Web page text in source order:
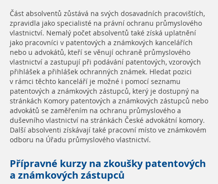
Část absolventů zůstává na svých dosavadních pracovištích,
zpravidla jako specialisté na právní ochranu průmyslového
vlastnictví. Nemalý počet absolventů také získá uplatnění
jako pracovníci v patentových a známkových kancelářích
nebo u advokátů, kteří se věnují ochraně průmyslového
vlastnictví a zastupují při podávání patentových, vzorových
přihlášek a přihlášek ochranných známek. Hledat pozici
v rámci těchto kanceláří je možné i pomocí seznamu
patentových a známkových zástupců, který je dostupný na
stránkách Komory patentových a známkových zástupců nebo
advokátů se zaměřením na ochranu průmyslového a
duševního vlastnictví na stránkách České advokátní komory.
Další absolventi získávají také pracovní místo ve známkovém
odboru na Úřadu průmyslového vlastnictví.
Přípravné kurzy na zkoušky patentových
a známkových zástupců